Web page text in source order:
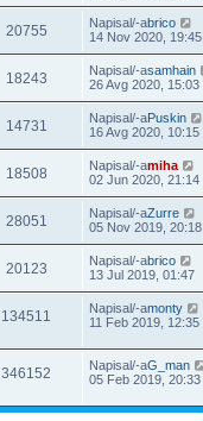
20755 Napisal/-abrico
14 Nov 2020, 19:45
18243 Napisal/-asamhain
26 Avg 2020, 15:03
14731 Napisal/-aPuskin
16 Avg 2020, 10:15
18508 Napisal/-amiha
02 Jun 2020, 21:14
28051 Napisal/-aZurre
05 Nov 2019, 20:18
20123 Napisal/-abrico
13 Jul 2019, 01:47
134511 Napisal/-amonty
11 Feb 2019, 12:35
346152 Napisal/-aG_man
05 Feb 2019, 20:33